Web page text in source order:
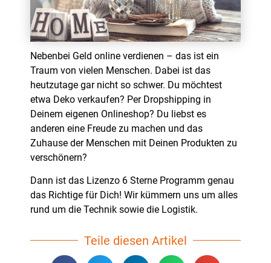
Nebenbei Geld online verdienen – das ist ein
Traum von vielen Menschen. Dabei ist das
heutzutage gar nicht so schwer. Du möchtest
etwa Deko verkaufen? Per Dropshipping in
Deinem eigenen Onlineshop? Du liebst es
anderen eine Freude zu machen und das
Zuhause der Menschen mit Deinen Produkten zu
verschönern?
Dann ist das Lizenzo 6 Sterne Programm genau
das Richtige für Dich! Wir kümmern uns um alles
rund um die Technik sowie die Logistik.
Teile diesen Artikel